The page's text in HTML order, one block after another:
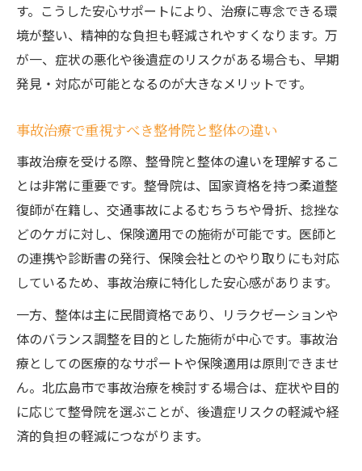
す。こうした安心サポートにより、治療に専念できる環
境が整い、精神的な負担も軽減されやすくなります。万
が一、症状の悪化や後遺症のリスクがある場合も、早期
発見・対応が可能となるのが大きなメリットです。
事故治療で重視すべき整骨院と整体の違い
事故治療を受ける際、整骨院と整体の違いを理解するこ
とは非常に重要です。整骨院は、国家資格を持つ柔道整
復師が在籍し、交通事故によるむちうちや骨折、捻挫な
どのケガに対し、保険適用での施術が可能です。医師と
の連携や診断書の発行、保険会社とのやり取りにも対応
しているため、事故治療に特化した安心感があります。
一方、整体は主に民間資格であり、リラクゼーションや
体のバランス調整を目的とした施術が中心です。事故治
療としての医療的なサポートや保険適用は原則できませ
ん。北広島市で事故治療を検討する場合は、症状や目的
に応じて整骨院を選ぶことが、後遺症リスクの軽減や経
済的負担の軽減につながります。